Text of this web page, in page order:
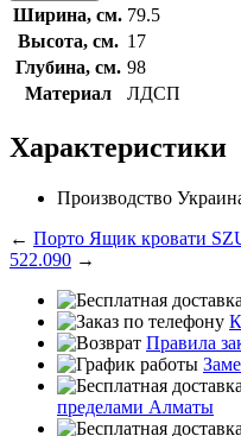
Ширина, см. 79.5
Высота, см. 17
Глубина, см. 98
Материал
ЛДСП
Характеристики
Производство
← Порто Ящик кровати
522.090 →
Правила
пределами Алматы